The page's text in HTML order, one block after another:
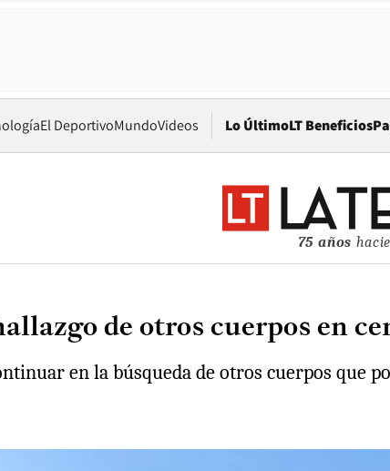
El DeportivoMundoVideos Lo ÚltimoLT Beneficios
75 años
de otros cuerpos en
en la búsqueda de otros cuerpos que